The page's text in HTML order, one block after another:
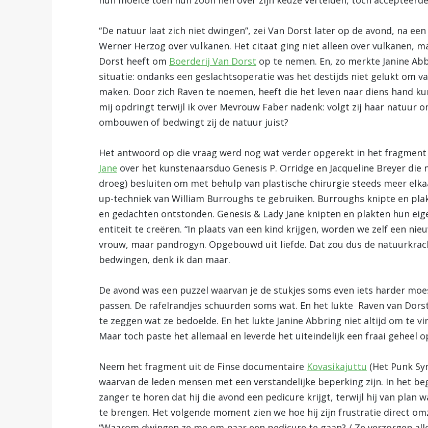
“De natuur laat zich niet dwingen”, zei Van Dorst later op de avond, na
Werner Herzog over vulkanen. Het citaat ging niet alleen over vulkanen,
Dorst heeft om Boerderij Van Dorst op te nemen. En, zo merkte Janine
situatie: ondanks een geslachtsoperatie was het destijds niet gelukt om
maken. Door zich Raven te noemen, heeft die het leven naar diens hand
mij opdringt terwijl ik over Mevrouw Faber nadenk: volgt zij haar natuur
ombouwen of bedwingt zij de natuur juist?
Het antwoord op die vraag werd nog wat verder opgerekt in het
Jane over het kunstenaarsduo Genesis P. Orridge en Jacqueline Breyer
droeg) besluiten om met behulp van plastische chirurgie steeds meer
up-techniek van William Burroughs te gebruiken. Burroughs knipte en
en gedachten ontstonden. Genesis & Lady Jane knipten en plakten hun
entiteit te creëren. “In plaats van een kind krijgen, worden we zelf een
vrouw, maar pandrogyn. Opgebouwd uit liefde. Dat zou dus de
bedwingen, denk ik dan maar.
De avond was een puzzel waarvan je de stukjes soms even iets harder
passen. De rafelrandjes schuurden soms wat. En het lukte Raven van
te zeggen wat ze bedoelde. En het lukte Janine Abbring niet altijd om te
Maar toch paste het allemaal en leverde het uiteindelijk een fraai geheel
Neem het fragment uit de Finse documentaire Kovasikajuttu (Het Punk
waarvan de leden mensen met een verstandelijke beperking zijn. In het
zanger te horen dat hij die avond een pedicure krijgt, terwijl hij van plan
te brengen. Het volgende moment zien we hoe hij zijn frustratie direct